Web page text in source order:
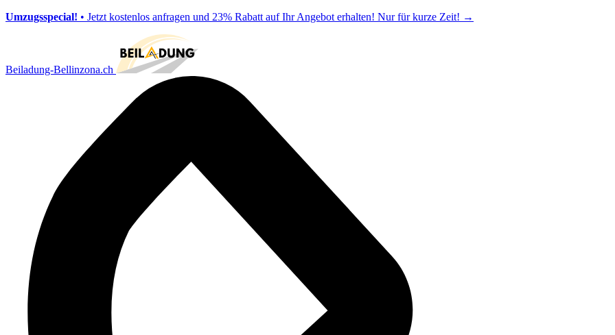
Umzugsspecial! • Jetzt kostenlos anfragen und 23% Rabatt auf Ihr Angebot erhalten! Nur für kurze Zeit! →
Beiladung-Bellinzona.ch